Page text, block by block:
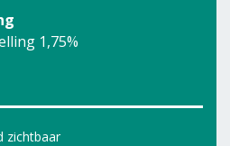
1,75%
zichtbaar